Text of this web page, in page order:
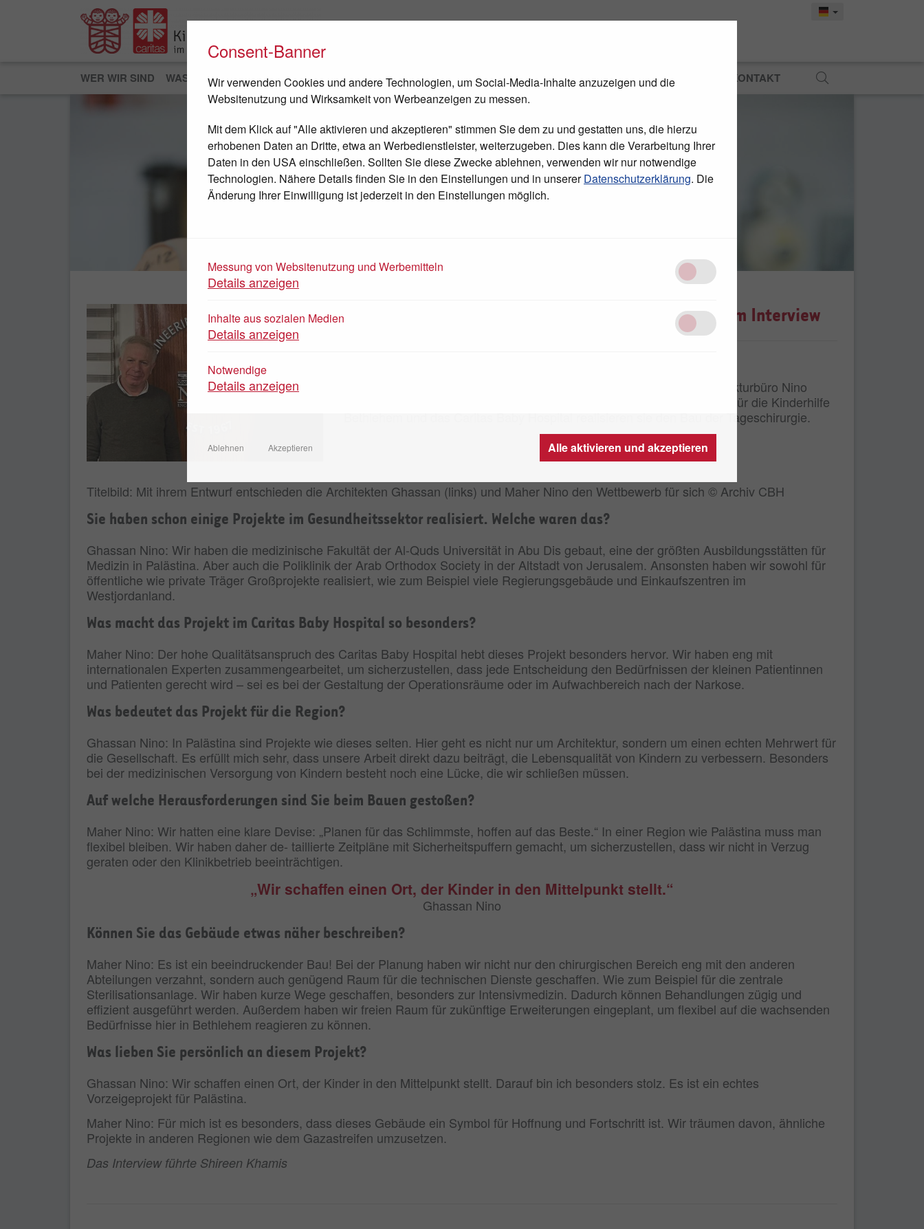
WER WIR SIND WAS WIR TUN JETZT HELFEN NEWS TAGESCHIRURGIE BESUCH IN BETHLEHEM MATERIAL KONTAKT
Herz für Kinder: Die Architekten der Tageschirurgie im Interview
Die Brüder Ghassan und Maher Nino leiten das traditionsreiche Architekturbüro Nino
Engineering, das 1967 von ihrem Vater in Ramallah gegründet wurde. Für die Kinderhilfe
Bethlehem und das Caritas Baby Hospital realisieren sie den Bau der Tageschirurgie.
Titelbild: Mit ihrem Entwurf entschieden die Architekten Ghassan (links) und Maher Nino den Wettbewerb für sich © Archiv CBH
Sie haben schon einige Projekte im Gesundheitssektor realisiert. Welche waren das?
Ghassan Nino: Wir haben die medizinische Fakultät der Al-Quds Universität in Abu Dis gebaut, eine der größten Ausbildungsstätten für
Medizin in Palästina. Aber auch die Poliklinik der Arab Orthodox Society in der Altstadt von Jerusalem. Ansonsten haben wir sowohl für
öffentliche wie private Träger Großprojekte realisiert, wie zum Beispiel viele Regierungsgebäude und Einkaufszentren im
Westjordanland.
Was macht das Projekt im Caritas Baby Hospital so besonders?
Maher Nino: Der hohe Qualitätsanspruch des Caritas Baby Hospital hebt dieses Projekt besonders hervor. Wir haben eng mit
internationalen Experten zusammengearbeitet, um sicherzustellen, dass jede Entscheidung den Bedürfnissen der kleinen Patientinnen
und Patienten gerecht wird – sei es bei der Gestaltung der Operationsräume oder im Aufwachbereich nach der Narkose.
Was bedeutet das Projekt für die Region?
Ghassan Nino: In Palästina sind Projekte wie dieses selten. Hier geht es nicht nur um Architektur, sondern um einen echten Mehrwert für
die Gesellschaft. Es erfüllt mich sehr, dass unsere Arbeit direkt dazu beiträgt, die Lebensqualität von Kindern zu verbessern. Besonders
bei der medizinischen Versorgung von Kindern besteht noch eine Lücke, die wir schließen müssen.
Auf welche Herausforderungen sind Sie beim Bauen gestoßen?
Maher Nino: Wir hatten eine klare Devise: „Planen für das Schlimmste, hoffen auf das Beste.“ In einer Region wie Palästina muss man
flexibel bleiben. Wir haben daher de- taillierte Zeitpläne mit Sicherheitspuffern gemacht, um sicherzustellen, dass wir nicht in Verzug
geraten oder den Klinikbetrieb beeinträchtigen.
„Wir schaffen einen Ort, der Kinder in den Mittelpunkt stellt.“
Ghassan Nino
Können Sie das Gebäude etwas näher beschreiben?
Maher Nino: Es ist ein beeindruckender Bau! Bei der Planung haben wir nicht nur den chirurgischen Bereich eng mit den anderen
Abteilungen verzahnt, sondern auch genügend Raum für die technischen Dienste geschaffen. Wie zum Beispiel für die zentrale
Sterilisationsanlage. Wir haben kurze Wege geschaffen, besonders zur Intensivmedizin. Dadurch können Behandlungen zügig und
effizient ausgeführt werden. Außerdem haben wir freien Raum für zukünftige Erweiterungen eingeplant, um flexibel auf die wachsenden
Bedürfnisse hier in Bethlehem reagieren zu können.
Was lieben Sie persönlich an diesem Projekt?
Ghassan Nino: Wir schaffen einen Ort, der Kinder in den Mittelpunkt stellt. Darauf bin ich besonders stolz. Es ist ein echtes
Vorzeigeprojekt für Palästina.
Maher Nino: Für mich ist es besonders, dass dieses Gebäude ein Symbol für Hoffnung und Fortschritt ist. Wir träumen davon, ähnliche
Projekte in anderen Regionen wie dem Gazastreifen umzusetzen.
Das Interview führte Shireen Khamis
Consent-Banner
Wir verwenden Cookies und andere Technologien, um Social-Media-Inhalte anzuzeigen und die
Websitenutzung und Wirksamkeit von Werbeanzeigen zu messen.
Mit dem Klick auf "Alle aktivieren und akzeptieren" stimmen Sie dem zu und gestatten uns, die hierzu
erhobenen Daten an Dritte, etwa an Werbedienstleister, weiterzugeben. Dies kann die Verarbeitung Ihrer
Daten in den USA einschließen. Sollten Sie diese Zwecke ablehnen, verwenden wir nur notwendige
Technologien. Nähere Details finden Sie in den Einstellungen und in unsererDatenschutzerklärung. Die
Änderung Ihrer Einwilligung ist jederzeit in den Einstellungen möglich.
Messung von Websitenutzung und Werbemitteln
Details anzeigen
Inhalte aus sozialen Medien
Details anzeigen
Notwendige
Details anzeigen
Ablehnen Akzeptieren Alle aktivieren und akzeptieren